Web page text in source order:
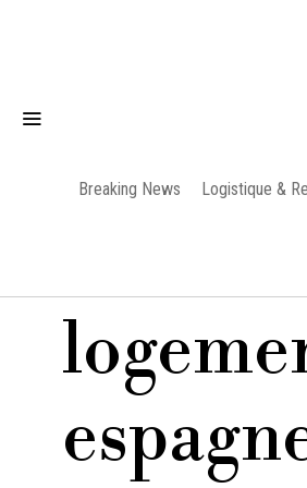
Breaking News Logistique &